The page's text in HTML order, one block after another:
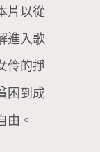
片以從
進入歌
伶的掙
困到成
由。